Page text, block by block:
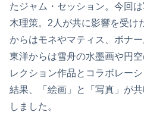
たジャム・セッション。今回
木理策。2人が共に影響を受け
からはモネやマティス、ボナ
東洋からは雪舟の水墨画や円
レクション作品とコラボレー
結果、「絵画」と「写真」が
しました。